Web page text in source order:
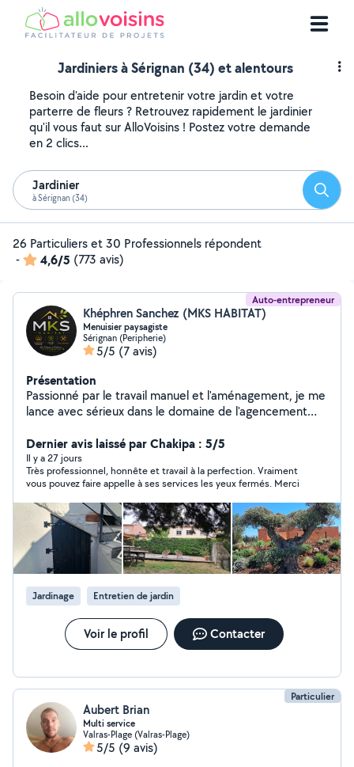
Jardiniers à Sérignan (34) et alentours
Besoin d'aide pour entretenir votre jardin et votre
parterre de fleurs ? Retrouvez rapidement le jardinier
qu'il vous faut sur AlloVoisins ! Postez votre demande
en 2 clics...
Jardinier
à Sérignan (34)
26 Particuliers et 30 Professionnels répondent
-
4,6/5 (773 avis)
Auto-entrepreneur
Khéphren Sanchez (MKS HABITAT)
Menuisier paysagiste
Sérignan (Peripherie)
5/5 (7 avis)
Présentation
Passionné par le travail manuel et l'aménagement, je me
lance avec sérieux dans le domaine de l'agencement
Soigneux, réactif et à l'écoute, je propose des
prestations de qualité avec un vrai souci du détail et de
la satisfaction client. Basé à Cazouls-lès-Béziers,
j'interviens rapidement dans les alentours pour vous
accompagner dans vos projets intérieurs et extérieurs.
Dernier avis laissé par Chakipa : 5/5
Il y a 27 jours
Très professionnel, honnête et travail à la perfection. Vraiment
vous pouvez faire appelle à ses services les yeux fermés. Merci
Jardinage Entretien de jardin
Voir le profil Contacter
Particulier
Aubert Brian
Multi service
Valras-Plage (Valras-Plage)
5/5 (9 avis)